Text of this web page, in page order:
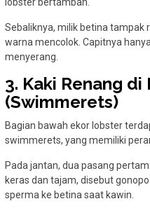
Sebaliknya, milik betina tampak
warna mencolok. Capitnya
menyerang.
3. Kaki Renang di
(Swimmerets)
Bagian bawah ekor lobster
swimmerets, yang memiliki
Pada jantan, dua pasang
keras dan tajam, disebut
sperma ke betina saat kawin.